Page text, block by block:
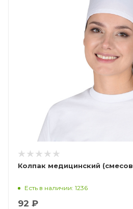
Колпак медицинский
Есть в наличии: 1236
92 ₽